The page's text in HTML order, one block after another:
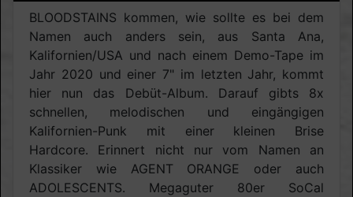
BLOODSTAINS kommen, wie sollte es bei dem
Namen auch anders sein, aus Santa Ana,
Kalifornien/USA und nach einem Demo-Tape im
Jahr 2020 und einer 7" im letzten Jahr, kommt
hier nun das Debüt-Album. Darauf gibts 8x
schnellen, melodischen und eingängigen
Kalifornien-Punk mit einer kleinen Brise
Hardcore. Erinnert nicht nur vom Namen an
Klassiker wie AGENT ORANGE oder auch
ADOLESCENTS. Megaguter 80er SoCal